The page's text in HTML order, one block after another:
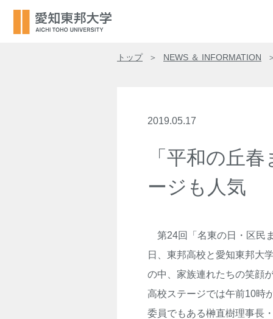
トップ NEWS ＆ INFORMATION
2019.05.17
「平和の丘
ージも人気
第24回「名東の日・区民
日、東邦高校と愛知東邦大
の中、家族連れたちの笑顔
高校ステージでは午前10時
委員でもある榊直樹理事長